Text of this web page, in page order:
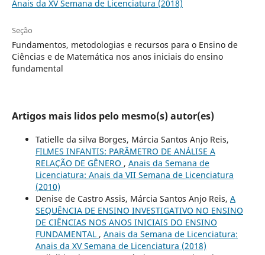
Anais da XV Semana de Licenciatura (2018)
Seção
Fundamentos, metodologias e recursos para o Ensino de
Ciências e de Matemática nos anos iniciais do ensino
fundamental
Artigos mais lidos pelo mesmo(s) autor(es)
Tatielle da silva Borges, Márcia Santos Anjo Reis,
FILMES INFANTIS: PARÂMETRO DE ANÁLISE A
RELAÇÃO DE GÊNERO , Anais da Semana de
Licenciatura: Anais da VII Semana de Licenciatura
(2010)
Denise de Castro Assis, Márcia Santos Anjo Reis, A
SEQUÊNCIA DE ENSINO INVESTIGATIVO NO ENSINO
DE CIÊNCIAS NOS ANOS INICIAIS DO ENSINO
FUNDAMENTAL , Anais da Semana de Licenciatura:
Anais da XV Semana de Licenciatura (2018)